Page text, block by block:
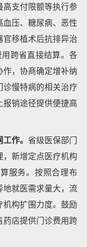
支付限额等执行参
压、糖尿病、恶性
移植术后抗排异治
跨省直接结算。各
，协商确定增补纳
慢特病的相关治疗
销途径提供便捷高
作。 省级医保部门
新增定点医疗机构
服务。按照合理布
就医需求量大，流
构扩围力度。鼓励
店提供门诊费用跨